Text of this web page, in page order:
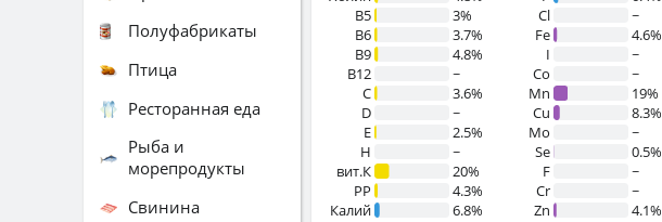
B5
3%
B6
3.7%
B9
4.8%
B12
~
C
3.6%
D
~
E
2.5%
H
~
вит.К
20%
PP
4.3%
Калий
6.8%
Cl
~
Fe
4.6%
I
~
Co
~
Mn
19%
Cu
8.3%
Mo
~
Se
0.5%
F
~
Cr
~
Zn
4.1%
Полуфабрикаты
Птица
Ресторанная еда
Рыба и
морепродукты
Свинина